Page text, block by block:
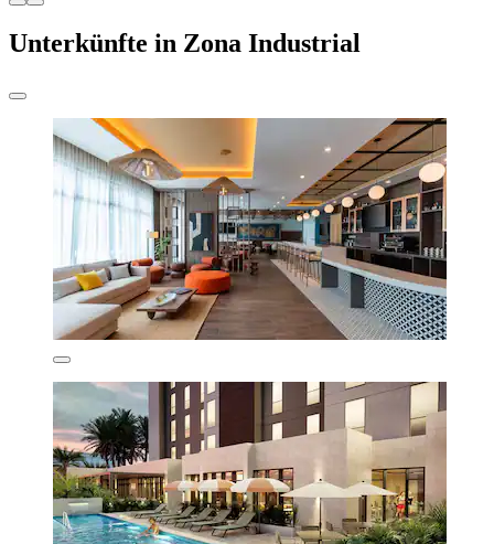
Unterkünfte in Zona Industrial